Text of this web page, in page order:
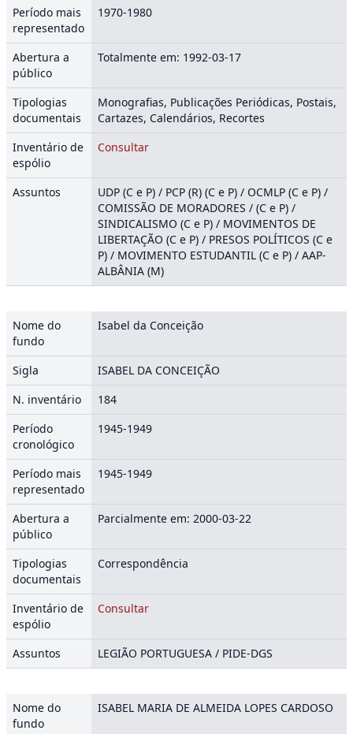
Período mais
representado
1970-1980
Abertura a
público
Totalmente em: 1992-03-17
Tipologias
documentais
Monografias, Publicações Periódicas, Postais,
Cartazes, Calendários, Recortes
Inventário de
espólio
Consultar
Assuntos
UDP (C e P) / PCP (R) (C e P) / OCMLP (C e P) /
COMISSÃO DE MORADORES / (C e P) /
SINDICALISMO (C e P) / MOVIMENTOS DE
LIBERTAÇÃO (C e P) / PRESOS POLÍTICOS (C e
P) / MOVIMENTO ESTUDANTIL (C e P) / AAP-
ALBÂNIA (M)
Nome do
fundo
Isabel da Conceição
Sigla
ISABEL DA CONCEIÇÃO
N. inventário
184
Período
cronológico
1945-1949
Período mais
representado
1945-1949
Abertura a
público
Parcialmente em: 2000-03-22
Tipologias
documentais
Correspondência
Inventário de
espólio
Consultar
Assuntos LEGIÃO PORTUGUESA / PIDE-DGS
Nome do
fundo
ISABEL MARIA DE ALMEIDA LOPES CARDOSO